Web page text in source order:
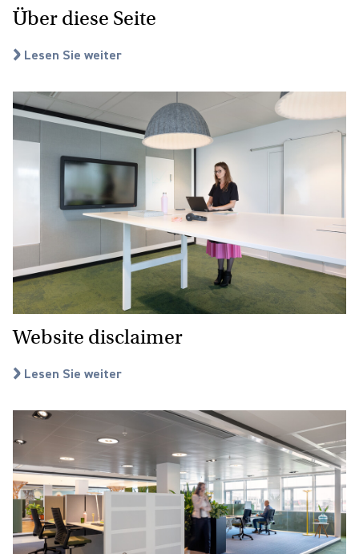
Über diese Seite
Lesen Sie weiter
Website disclaimer
Lesen Sie weiter